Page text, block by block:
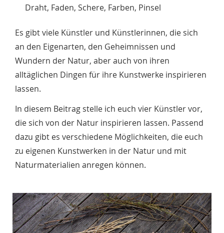
Draht, Faden, Schere, Farben, Pinsel
Es gibt viele Künstler und Künstlerinnen, die sich
an den Eigenarten, den Geheimnissen und
Wundern der Natur, aber auch von ihren
alltäglichen Dingen für ihre Kunstwerke inspirieren
lassen.
In diesem Beitrag stelle ich euch vier Künstler vor,
die sich von der Natur inspirieren lassen. Passend
dazu gibt es verschiedene Möglichkeiten, die euch
zu eigenen Kunstwerken in der Natur und mit
Naturmaterialien anregen können.